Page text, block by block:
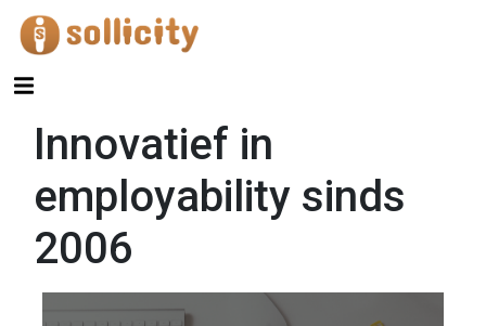
Innovatief in
employability sinds
2006